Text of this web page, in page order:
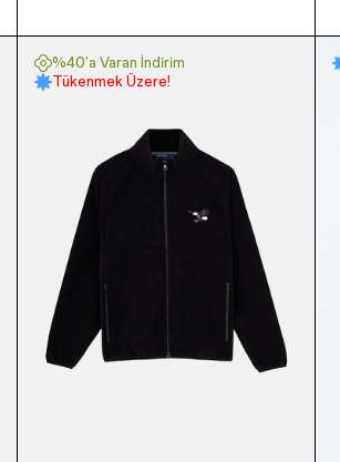
%40'a Varan İndirim
Tükenmek Üzere!